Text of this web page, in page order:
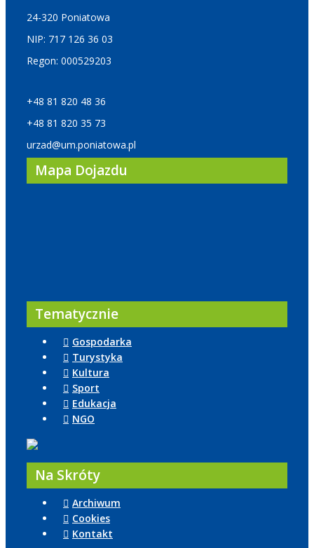
24-320 Poniatowa
NIP: 717 126 36 03
Regon: 000529203
+48 81 820 48 36
+48 81 820 35 73
urzad@um.poniatowa.pl
Mapa Dojazdu
Tematycznie
Gospodarka
Turystyka
Kultura
Sport
Edukacja
NGO
Na Skróty
Archiwum
Cookies
Kontakt